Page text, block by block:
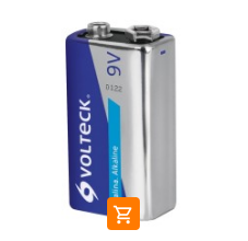
